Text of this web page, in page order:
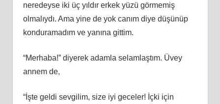
neredeyse iki üç yıldır erkek yüzü görmemiş
olmalıydı. Ama yine de yok canım diye düşünüp
konduramadım ve yanına gittim.
“Merhaba!” diyerek adamla selamlaştım. Üvey
annem de,
“İşte geldi sevgilim, size iyi geceler! İçki için